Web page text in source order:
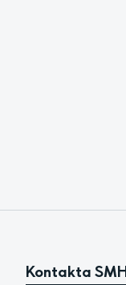
Kontakta